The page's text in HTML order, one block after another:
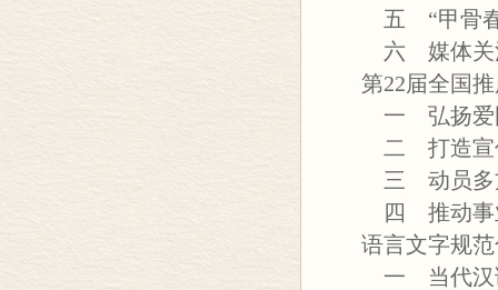
五 “甲骨春
六 媒体关注
第22届全国
一 弘扬爱
二 打造宣
三 动员多
四 推动事
语言文字规
一 当代汉